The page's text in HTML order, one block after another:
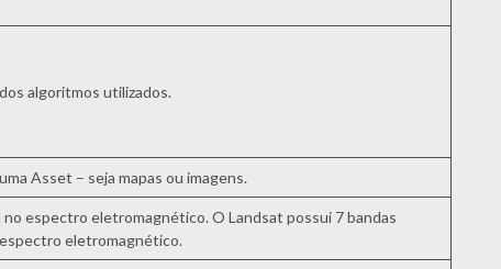
algoritmos utilizados.
Asset – seja mapas ou imagens.
espectro eletromagnético. O Landsat possui 7 bandas
eletromagnético.